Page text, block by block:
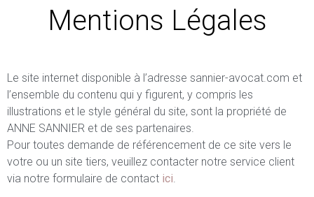
Mentions Légales
Le site internet disponible à l’adresse sannier-avocat.com et
l’ensemble du contenu qui y figurent, y compris les
illustrations et le style général du site, sont la propriété de
ANNE SANNIER et de ses partenaires.
Pour toutes demande de référencement de ce site vers le
votre ou un site tiers, veuillez contacter notre service client
via notre formulaire de contact ici.